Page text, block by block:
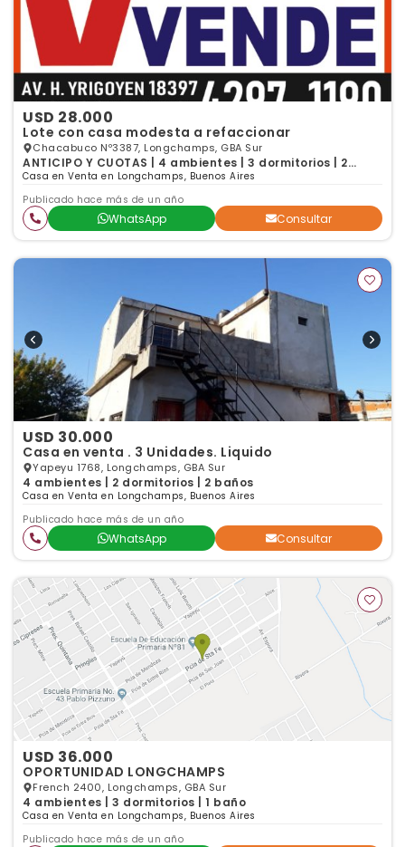
USD 28.000
Lote con casa modesta a refaccionar
Chacabuco Nº3387, Longchamps, GBA Sur
ANTICIPO Y CUOTAS | 4 ambientes | 3 dormitorios | 2
baños
Casa en Venta en Longchamps, Buenos Aires
Publicado hace más de un año
WhatsApp Consultar
USD 30.000
Casa en venta . 3 Unidades. Liquido
Yapeyu 1768, Longchamps, GBA Sur
4 ambientes | 2 dormitorios | 2 baños
Casa en Venta en Longchamps, Buenos Aires
Publicado hace más de un año
WhatsApp Consultar
USD 36.000
OPORTUNIDAD LONGCHAMPS
French 2400, Longchamps, GBA Sur
4 ambientes | 3 dormitorios | 1 baño
Casa en Venta en Longchamps, Buenos Aires
Publicado hace más de un año